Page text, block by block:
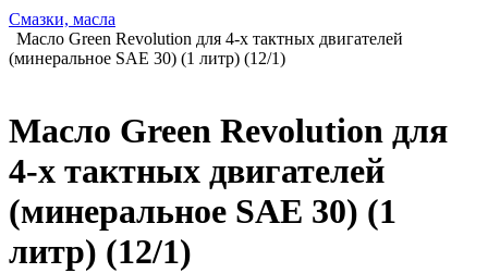
Смазки, масла
Масло Green Revolution для 4-х тактных двигателей
(минеральное SAE 30) (1 литр) (12/1)
Масло Green Revolution для
4-х тактных двигателей
(минеральное SAE 30) (1
литр) (12/1)